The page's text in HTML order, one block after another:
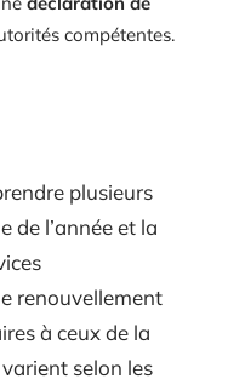
compétentes.
plusieurs
de l’année et la
renouvellement
à ceux de la
selon les